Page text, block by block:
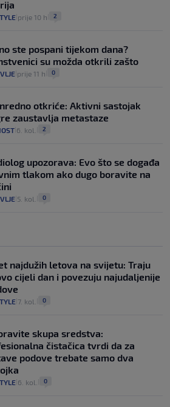
prije 10 h 2
ste pospani tijekom dana?
su možda otkrili zašto
prije 11 h 0
otkriće: Aktivni sastojak
zaustavlja metastaze
6. kol. 2
upozorava: Evo što se događa
tlakom ako dugo boravite na
5. kol. 0
najdužih letova na svijetu: Traju
cijeli dan i povezuju najudaljenije
7. kol. 0
skupa sredstva:
čistačica tvrdi da za
podove trebate samo dva
6. kol. 0